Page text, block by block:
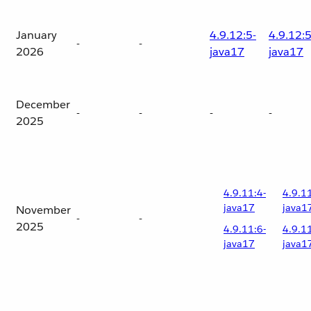
January
2026
- -
4.9.12:5-
java17
java17
December
2025
- - - -
November
2025
- -
4.9.11:4-
java17
4.9.11:6-
java17